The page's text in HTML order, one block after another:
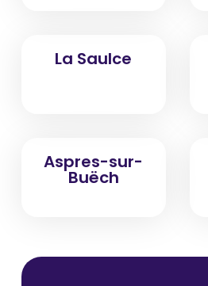
La Saulce
Aspres-sur-
Buëch